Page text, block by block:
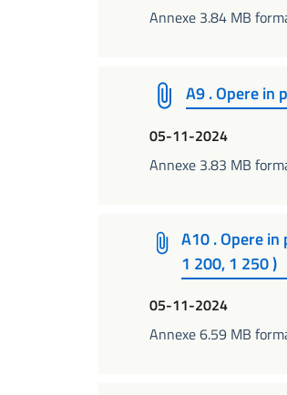
Annexe 3.84 MB
A9 . Opere in
05-11-2024
Annexe 3.83 MB
A10 . Opere
1 200, 1 250 )
05-11-2024
Annexe 6.59 MB